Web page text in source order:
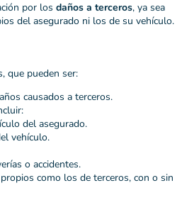
por los daños a terceros, ya sea
del asegurado ni los de su vehículo.
que pueden ser:
causados a terceros.
del asegurado.
vehículo.
o accidentes.
como los de terceros, con o sin